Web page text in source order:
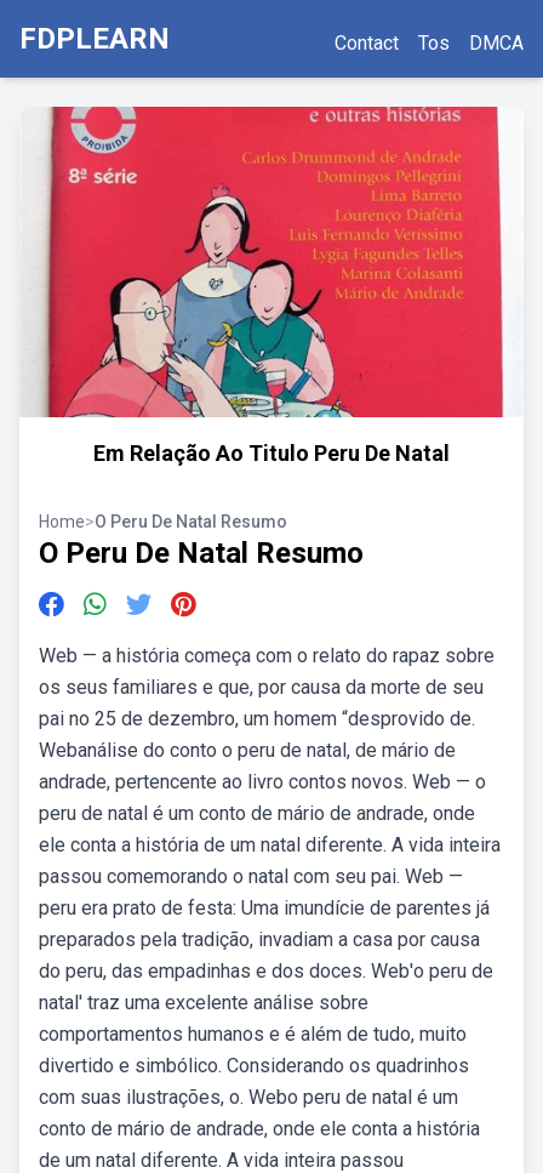
FDPLEARN Contact Tos DMCA
Em Relação Ao Titulo Peru De Natal
Home>O Peru De Natal Resumo
O Peru De Natal Resumo
Web — a história começa com o relato do rapaz sobre
os seus familiares e que, por causa da morte de seu
pai no 25 de dezembro, um homem “desprovido de.
Webanálise do conto o peru de natal, de mário de
andrade, pertencente ao livro contos novos. Web — o
peru de natal é um conto de mário de andrade, onde
ele conta a história de um natal diferente. A vida inteira
passou comemorando o natal com seu pai. Web —
peru era prato de festa: Uma imundície de parentes já
preparados pela tradição, invadiam a casa por causa
do peru, das empadinhas e dos doces. Web'o peru de
natal' traz uma excelente análise sobre
comportamentos humanos e é além de tudo, muito
divertido e simbólico. Considerando os quadrinhos
com suas ilustrações, o. Webo peru de natal é um
conto de mário de andrade, onde ele conta a história
de um natal diferente. A vida inteira passou